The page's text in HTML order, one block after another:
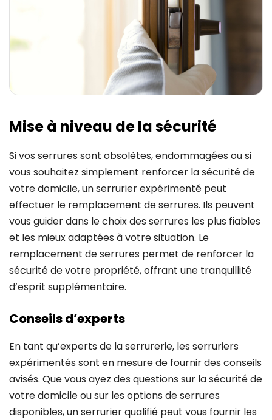
Mise à niveau de la sécurité
Si vos serrures sont obsolètes, endommagées ou si
vous souhaitez simplement renforcer la sécurité de
votre domicile, un serrurier expérimenté peut
effectuer le remplacement de serrures. Ils peuvent
vous guider dans le choix des serrures les plus fiables
et les mieux adaptées à votre situation. Le
remplacement de serrures permet de renforcer la
sécurité de votre propriété, offrant une tranquillité
d’esprit supplémentaire.
Conseils d’experts
En tant qu’experts de la serrurerie, les serruriers
expérimentés sont en mesure de fournir des conseils
avisés. Que vous ayez des questions sur la sécurité de
votre domicile ou sur les options de serrures
disponibles, un serrurier qualifié peut vous fournir les